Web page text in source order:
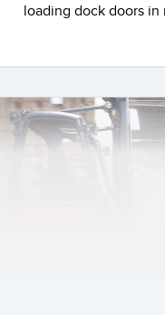
loading dock doors in